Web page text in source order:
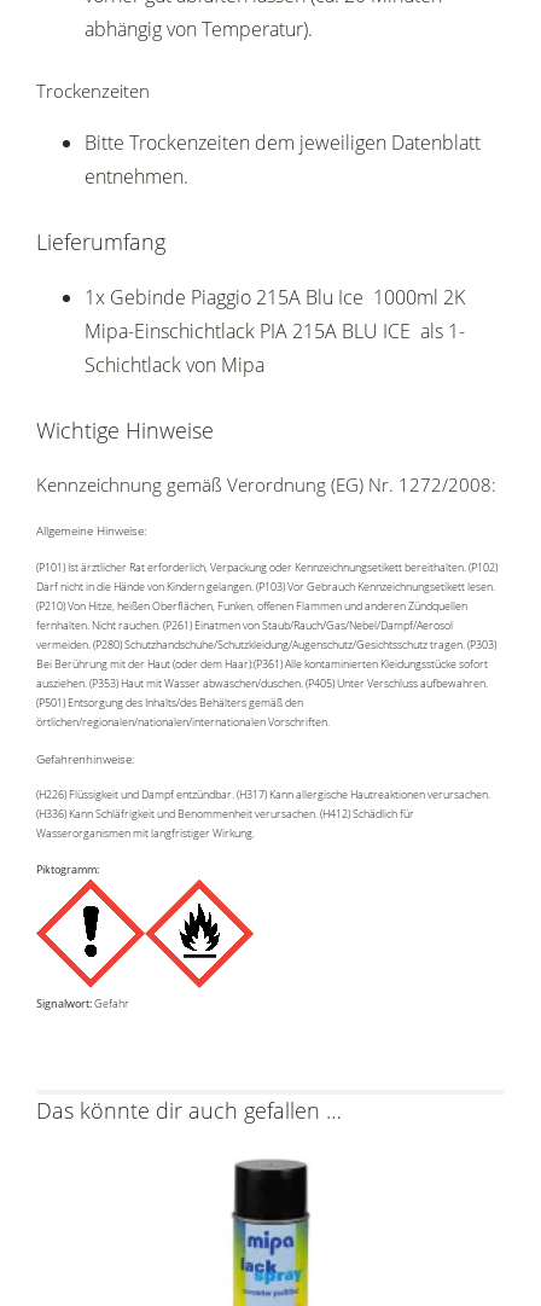
abhängig von Temperatur).
Trockenzeiten
Bitte Trockenzeiten dem jeweiligen Datenblatt
entnehmen.
Lieferumfang
1x Gebinde Piaggio 215A Blu Ice 1000ml 2K
Mipa-Einschichtlack PIA 215A BLU ICE als 1-
Schichtlack von Mipa
Wichtige Hinweise
Kennzeichnung gemäß Verordnung (EG) Nr. 1272/2008:
Allgemeine Hinweise:
(P101) Ist ärztlicher Rat erforderlich, Verpackung oder Kennzeichnungsetikett bereithalten. (P102)
Darf nicht in die Hände von Kindern gelangen. (P103) Vor Gebrauch Kennzeichnungsetikett lesen.
(P210) Von Hitze, heißen Oberflächen, Funken, offenen Flammen und anderen Zündquellen
fernhalten. Nicht rauchen. (P261) Einatmen von Staub/Rauch/Gas/Nebel/Dampf/Aerosol
vermeiden. (P280) Schutzhandschuhe/Schutzkleidung/Augenschutz/Gesichtsschutz tragen. (P303)
Bei Berührung mit der Haut (oder dem Haar):(P361) Alle kontaminierten Kleidungsstücke sofort
ausziehen. (P353) Haut mit Wasser abwaschen/duschen. (P405) Unter Verschluss aufbewahren.
(P501) Entsorgung des Inhalts/des Behälters gemäß den
örtlichen/regionalen/nationalen/internationalen Vorschriften.
Gefahrenhinweise:
(H226) Flüssigkeit und Dampf entzündbar. (H317) Kann allergische Hautreaktionen verursachen.
(H336) Kann Schläfrigkeit und Benommenheit verursachen. (H412) Schädlich für
Wasserorganismen mit langfristiger Wirkung.
Piktogramm:
Signalwort:Gefahr
Das könnte dir auch gefallen …